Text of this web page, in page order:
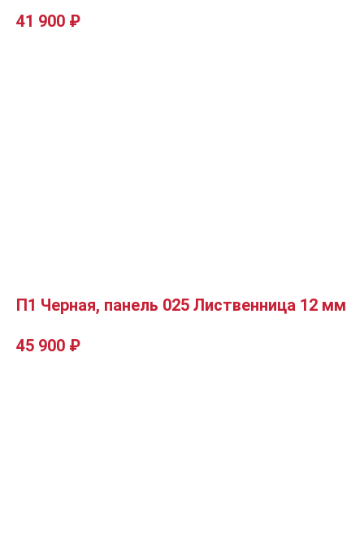
41 900 ₽
П1 Черная, панель 025 Лиственница 12 мм
45 900 ₽